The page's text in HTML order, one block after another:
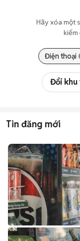
Hãy xóa một
kiếm
Điện thoại
Đổi khu
Tin đăng mới